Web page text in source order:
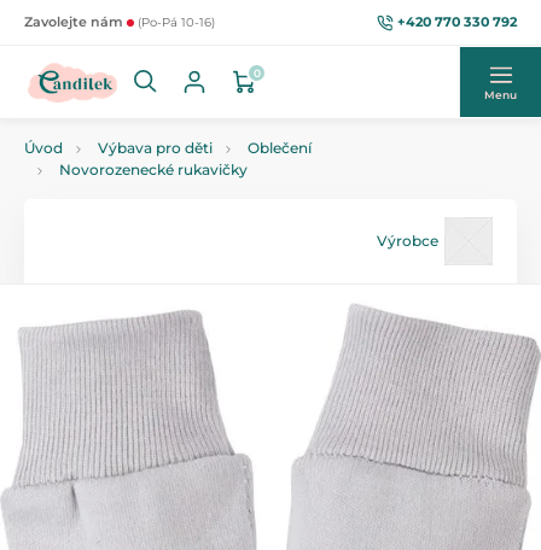
Zavolejte nám (Po-Pá 10-16) +420 770 330 792
0
Menu
Úvod Výbava pro děti
Oblečení
Novorozenecké rukavičky
Výrobce